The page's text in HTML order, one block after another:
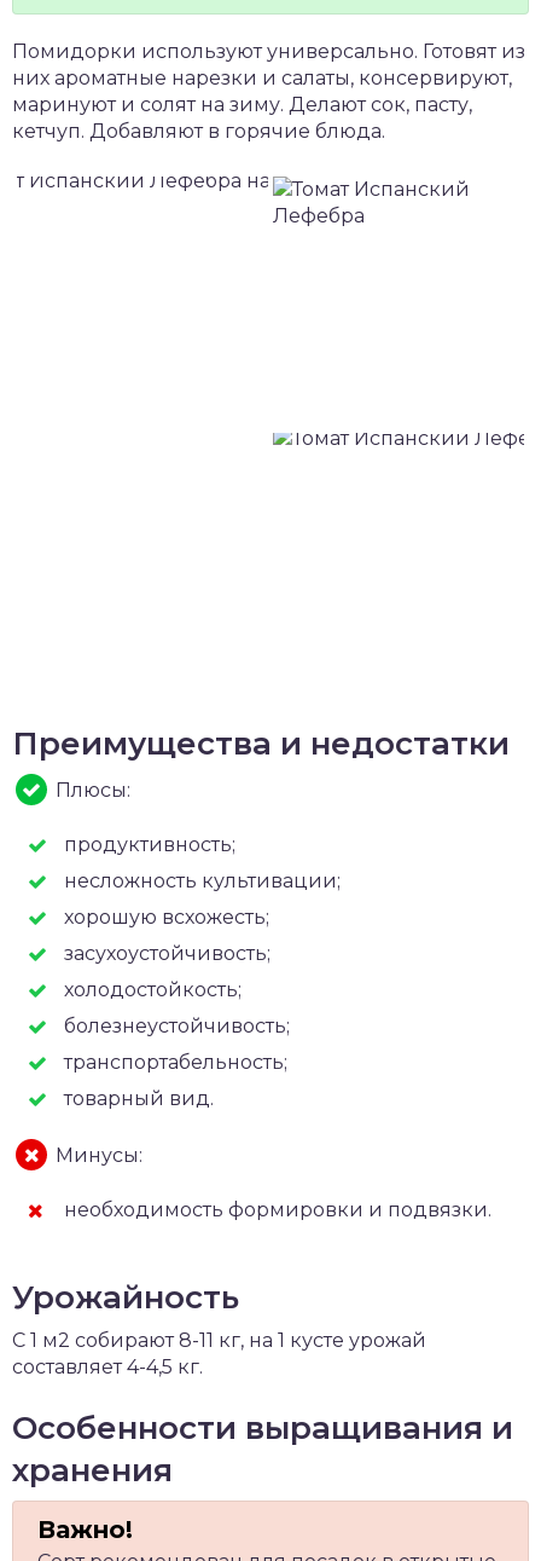
Помидорки используют универсально. Готовят из
них ароматные нарезки и салаты, консервируют,
маринуют и солят на зиму. Делают сок, пасту,
кетчуп. Добавляют в горячие блюда.
Преимущества и недостатки
Плюсы:
продуктивность;
несложность культивации;
хорошую всхожесть;
засухоустойчивость;
холодостойкость;
болезнеустойчивость;
транспортабельность;
товарный вид.
Минусы:
необходимость формировки и подвязки.
Урожайность
С 1 м2 собирают 8-11 кг, на 1 кусте урожай
составляет 4-4,5 кг.
Особенности выращивания и
хранения